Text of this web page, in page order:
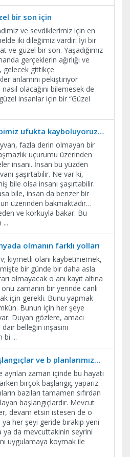
bir son için
ve sevdiklerimiz için en
iki dileğimiz vardır: İyi bir
ve güzel bir son. Yaşadığımız
gerçeklerin ağırlığı ve
gelecek gittikçe
anlamını pekiştiriyor
olacağını bilemesek de
insanlar için bir “Güzel
ufukta kayboluyoruz…
fazla derin olmayan bir
uçurumu üzerinden
insanı. İnsan bu yüzden
şaşırtabilir. Ne var ki,
bile olsa insanı şaşırtabilir.
bile, insan da benzer bir
üzerinden bakmaktadır…
ve korkuyla bakar. Bu
...
olmanın farklı yolları
kıymetli olanı kaybetmemek,
bir günde bir daha asla
olmayacak o anı kayıt altına
onu zamanın bir yerinde canlı
için gerekli. Bunu yapmak
Bunun için her şeye
Duyan gözlere, amacı
belleğin inşasını
bi ...
ve b planlarımız…
ayrılan zaman içinde bu hayatı
birçok başlangıç yaparız.
bazıları tamamen sıfırdan
başlangıçlardır. Mevcut
devam etsin istesen de o
her şeyi geride bırakıp yeni
ya da mevcuttakinin seyrini
uygulamaya koymak ile